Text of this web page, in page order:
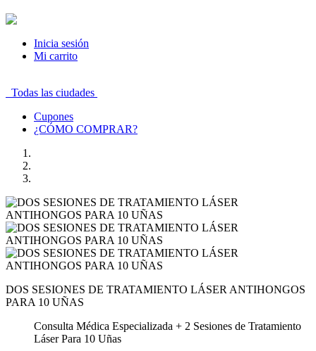
Inicia sesión
Mi carrito
Todas las ciudades
Cupones
¿CÓMO COMPRAR?
DOS SESIONES DE TRATAMIENTO LÁSER ANTIHONGOS
PARA 10 UÑAS
Consulta Médica Especializada + 2 Sesiones de Tratamiento
Láser Para 10 Uñas